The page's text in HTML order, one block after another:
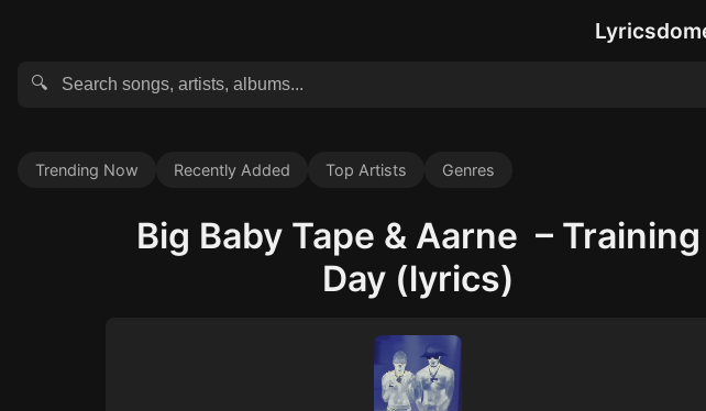
🔍
Trending Now Recently Added Top Artists Genres
Big Baby Tape & Aarne – Training
Day (lyrics)